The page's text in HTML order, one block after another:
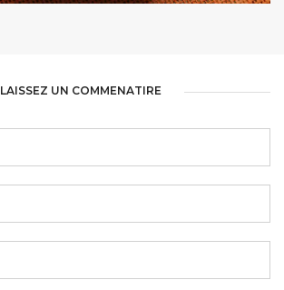
LAISSEZ UN COMMENATIRE